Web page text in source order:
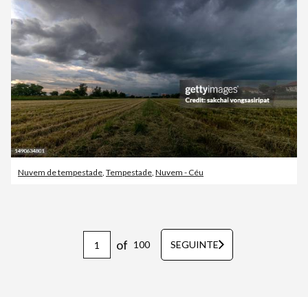
Nuvem de tempestade, Tempestade, Nuvem - Céu
of 100 SEGUINTE